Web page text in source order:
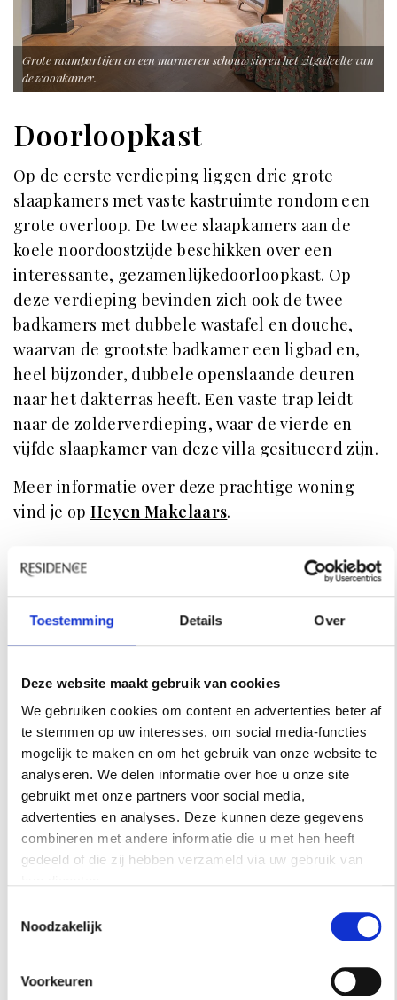
Toestemming Details Over
Deze website maakt gebruik van cookies
We gebruiken cookies om content en advertenties beter af
te stemmen op uw interesses, om social media-functies
mogelijk te maken en om het gebruik van onze website te
analyseren. We delen informatie over hoe u onze site
gebruikt met onze partners voor social media,
advertenties en analyses. Deze kunnen deze gegevens
combineren met andere informatie die u met hen heeft
gedeeld of die zij hebben verzameld via uw gebruik van
Noodzakelijk
Voorkeuren
Grote raampartijen en een marmeren schouw sieren het zitgedeelte van
de woonkamer.
Doorloopkast
Op de eerste verdieping liggen drie grote
slaapkamers met vaste kastruimte rondom een
grote overloop. De twee slaapkamers aan de
koele noordoostzijde beschikken over een
interessante, gezamenlijkedoorloopkast. Op
deze verdieping bevinden zich ook de twee
badkamers met dubbele wastafel en douche,
waarvan de grootste badkamer een ligbad en,
heel bijzonder, dubbele openslaande deuren
naar het dakterras heeft. Een vaste trap leidt
naar de zolderverdieping, waar de vierde en
vijfde slaapkamer van deze villa gesitueerd zijn.
Meer informatie over deze prachtige woning
vind je op Heyen Makelaars.
UITGELICHT